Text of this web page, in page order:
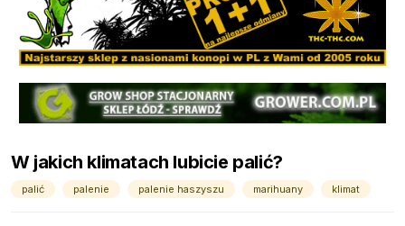
W jakich klimatach lubicie palić?
palić palenie palenie haszyszu marihuany klimat